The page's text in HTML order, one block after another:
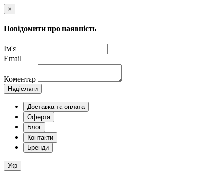
×
Повідомити про наявність
Ім'я
Email
Коментар
Надіслати
Доставка та оплата
Оферта
Блог
Контакти
Бренди
Укр